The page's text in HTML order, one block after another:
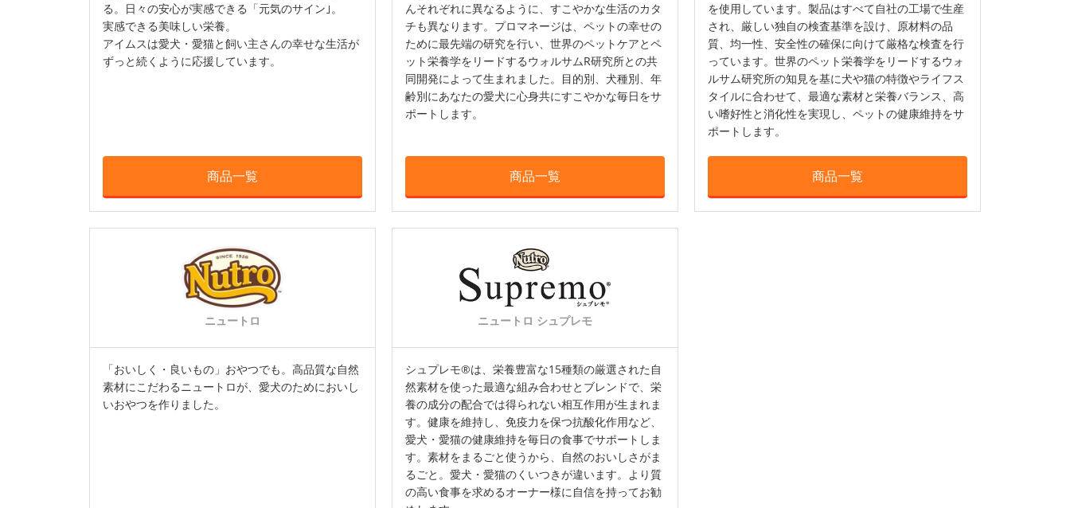
る。日々の安心が実感できる「元気のサイン｣。
実感できる美味しい栄養。
アイムスは愛犬・愛猫と飼い主さんの幸せな生活が
ずっと続くように応援しています。
商品一覧
んそれぞれに異なるように、すこやかな生活のカタ
チも異なります。プロマネージは、ペットの幸せの
ために最先端の研究を行い、世界のペットケアとペ
ット栄養学をリードするウォルサムR研究所との共
同開発によって生まれました。目的別、犬種別、年
齢別にあなたの愛犬に心身共にすこやかな毎日をサ
ポートします。
商品一覧
を使用しています。製品はすべて自社の工場で生産
され、厳しい独自の検査基準を設け、原材料の品
質、均一性、安全性の確保に向けて厳格な検査を行
っています。世界のペット栄養学をリードするウォ
ルサム研究所の知見を基に犬や猫の特徴やライフス
タイルに合わせて、最適な素材と栄養バランス、高
い嗜好性と消化性を実現し、ペットの健康維持をサ
ポートします。
商品一覧
ニュートロ
「おいしく・良いもの」おやつでも。高品質な自然
素材にこだわるニュートロが、愛犬のためにおいし
いおやつを作りました。
ニュートロ シュプレモ
シュプレモ®は、栄養豊富な15種類の厳選された自
然素材を使った最適な組み合わせとブレンドで、栄
養の成分の配合では得られない相互作用が生まれま
す。健康を維持し、免疫力を保つ抗酸化作用など、
愛犬・愛猫の健康維持を毎日の食事でサポートしま
す。素材をまるごと使うから、自然のおいしさがま
るごと。愛犬・愛猫のくいつきが違います。より質
の高い食事を求めるオーナー様に自信を持ってお勧